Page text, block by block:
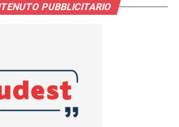
PUBBLICITARIO